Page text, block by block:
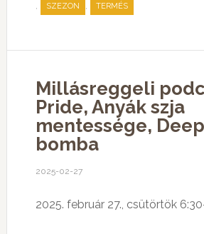
, SZEZON , TERMÉS
Millásreggeli
Pride, Anyák szja
mentessége,
bomba
2025-02-27
2025. február 27., csütörtök